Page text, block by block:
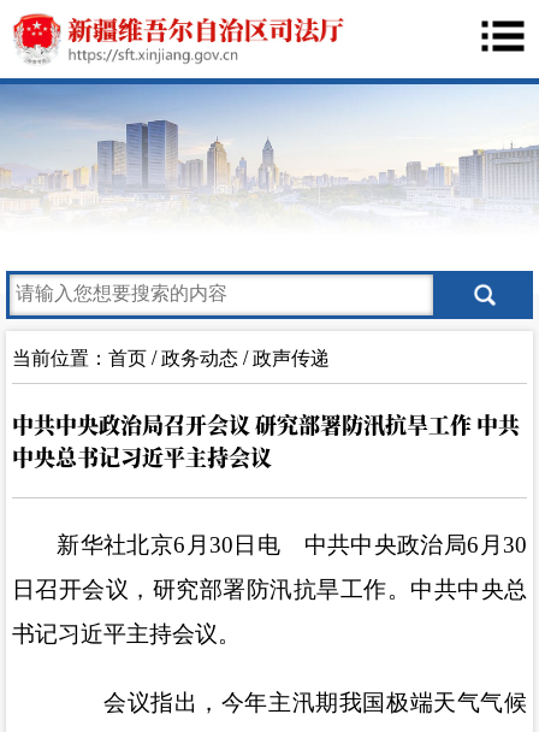
当前位置： 首页/政务动态/政声传递
中共中央政治局召开会议 研究部署防汛抗旱工作 中共
中央总书记习近平主持会议
新华社北京6月30日电 中共中央政治局6月30
日召开会议，研究部署防汛抗旱工作。中共中央总
书记习近平主持会议。
会议指出，今年主汛期我国极端天气气候